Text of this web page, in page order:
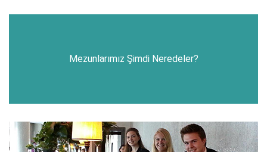
Mezunlarımız Şimdi Neredeler?